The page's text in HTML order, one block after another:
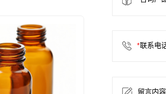
*联系电
留言内容